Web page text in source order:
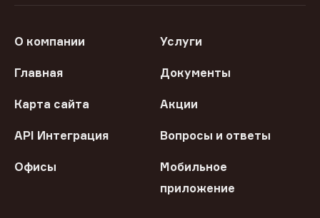
О компании Услуги
Главная Документы
Карта сайта Акции
API Интеграция Вопросы и ответы
Офисы
Мобильное
приложение